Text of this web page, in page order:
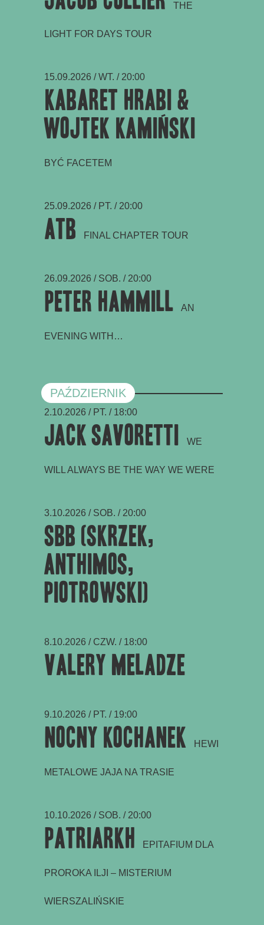
THE
LIGHT FOR DAYS TOUR
15.09.2026 / WT. / 20:00
Kabaret hrAbi &
Wojtek Kamiński
BYĆ FACETEM
25.09.2026 / PT. / 20:00
ATB FINAL CHAPTER TOUR
26.09.2026 / SOB. / 20:00
Peter Hammill AN
EVENING WITH…
PAŹDZIERNIK
2.10.2026 / PT. / 18:00
JACK SAVORETTI WE
WILL ALWAYS BE THE WAY WE WERE
3.10.2026 / SOB. / 20:00
SBB (Skrzek,
Anthimos,
Piotrowski)
8.10.2026 / CZW. / 18:00
Valery Meladze
9.10.2026 / PT. / 19:00
Nocny Kochanek HEWI
METALOWE JAJA NA TRASIE
10.10.2026 / SOB. / 20:00
Patriarkh EPITAFIUM DLA
PROROKA ILJI – MISTERIUM
WIERSZALIŃSKIE